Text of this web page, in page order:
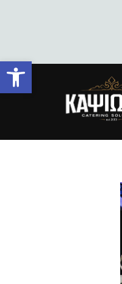
Ανοίξτε τη γραμμή εργαλείων